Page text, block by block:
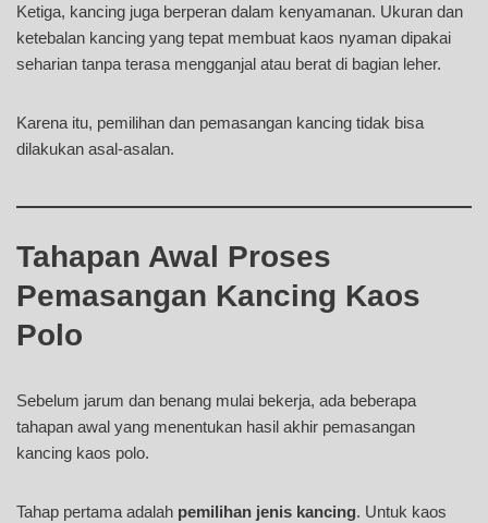
Ketiga, kancing juga berperan dalam kenyamanan. Ukuran dan
ketebalan kancing yang tepat membuat kaos nyaman dipakai
seharian tanpa terasa mengganjal atau berat di bagian leher.
Karena itu, pemilihan dan pemasangan kancing tidak bisa
dilakukan asal-asalan.
Tahapan Awal Proses
Pemasangan Kancing Kaos
Polo
Sebelum jarum dan benang mulai bekerja, ada beberapa
tahapan awal yang menentukan hasil akhir pemasangan
kancing kaos polo.
Tahap pertama adalah pemilihan jenis kancing. Untuk kaos